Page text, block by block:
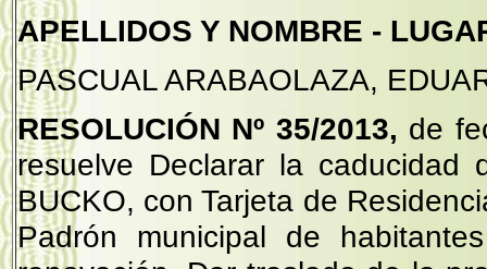
APELLIDOS Y NOMBRE -
PASCUAL ARABAOLAZA,
RESOLUCIÓN Nº 35/2013, de
resuelve Declarar la caducidad
BUCKO, con Tarjeta de
Padrón municipal de